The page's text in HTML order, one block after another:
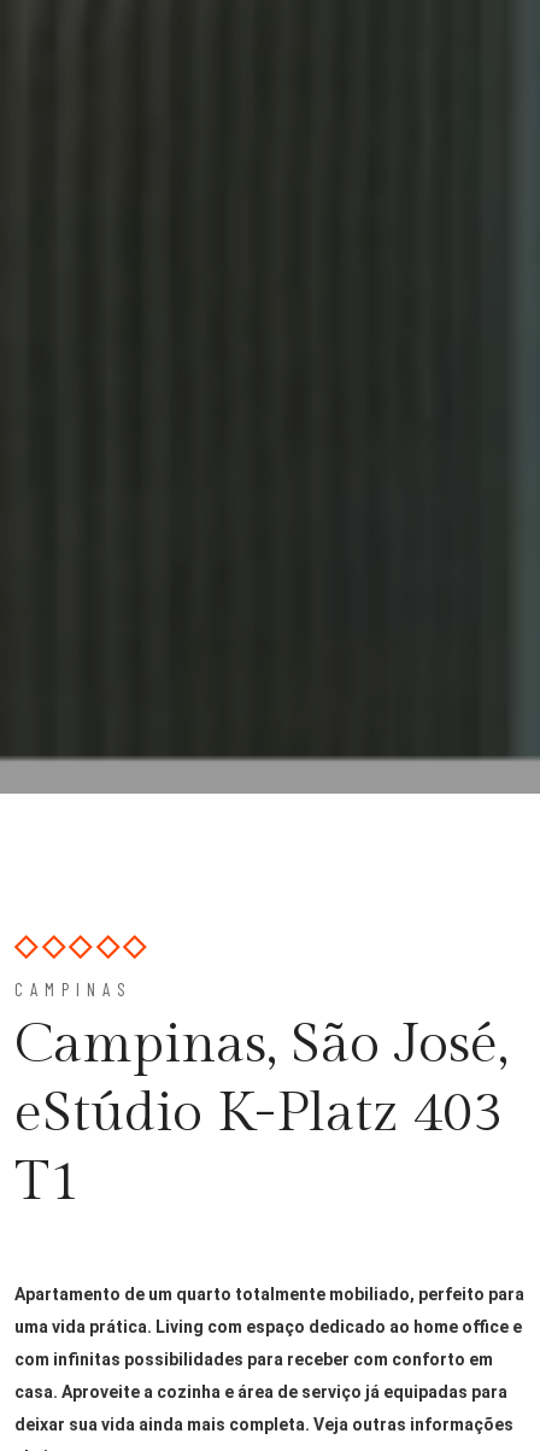
CAMPINAS
Campinas, São José,
eStúdio K-Platz 403
T1
Apartamento de um quarto totalmente mobiliado, perfeito para
uma vida prática. Living com espaço dedicado ao home office e
com infinitas possibilidades para receber com conforto em
casa. Aproveite a cozinha e área de serviço já equipadas para
deixar sua vida ainda mais completa. Veja outras informações